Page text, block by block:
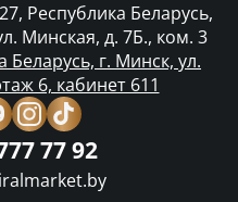
Республика Беларусь,
Минская, д. 7Б., ком. 3
Беларусь, г. Минск, ул.
6, кабинет 611
77 92